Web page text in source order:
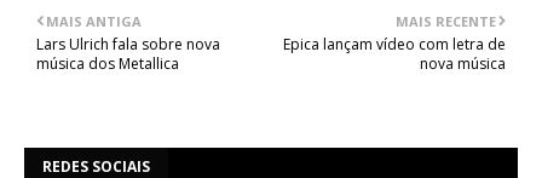
MAIS RECENTE
Epica lançam vídeo com letra de
nova música
MAIS ANTIGA
Lars Ulrich fala sobre nova
música dos Metallica
REDES SOCIAIS